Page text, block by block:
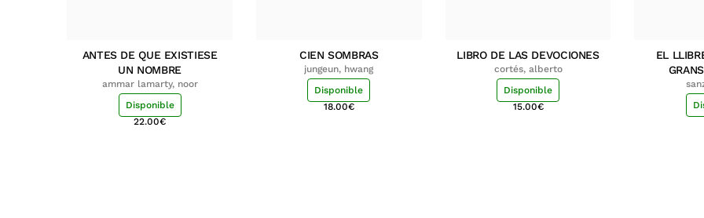
ANTES DE QUE EXISTIESE
UN NOMBRE
ammar lamarty, noor
Disponible
22.00€
CIEN SOMBRAS
jungeun, hwang
Disponible
18.00€
LIBRO DE LAS DEVOCIONES
cortés, alberto
Disponible
15.00€
EL